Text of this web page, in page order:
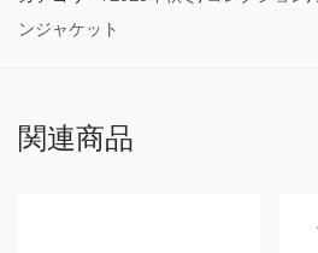
ンジャケット
関連商品